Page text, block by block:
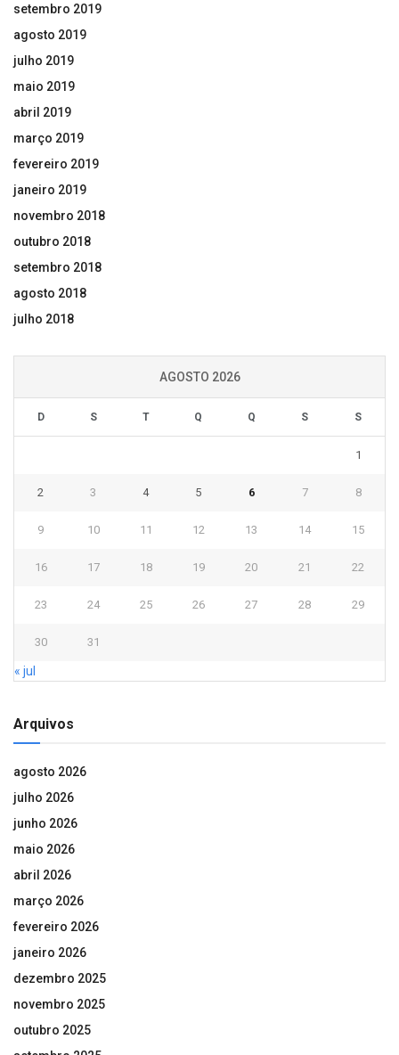
setembro 2019
agosto 2019
julho 2019
maio 2019
abril 2019
março 2019
fevereiro 2019
janeiro 2019
novembro 2018
outubro 2018
setembro 2018
agosto 2018
julho 2018
AGOSTO 2026
D S T Q Q S S
1
2 3 4 5 6 7 8
9 10 11 12 13 14 15
16 17 18 19 20 21 22
23 24 25 26 27 28 29
30 31
« jul
Arquivos
agosto 2026
julho 2026
junho 2026
maio 2026
abril 2026
março 2026
fevereiro 2026
janeiro 2026
dezembro 2025
novembro 2025
outubro 2025